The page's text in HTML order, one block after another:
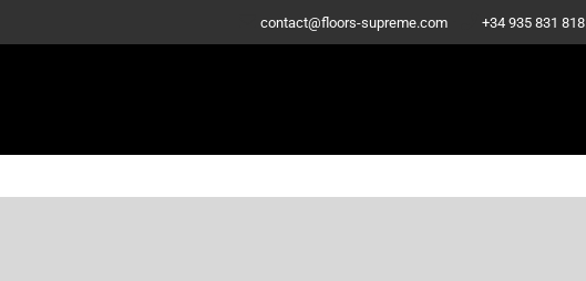
contact@floors-supreme.com +34 935 831 818